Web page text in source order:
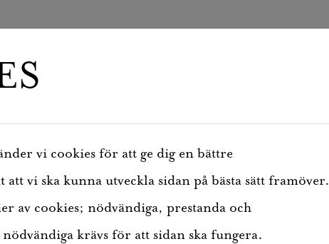
vi cookies för att ge dig en bättre
att vi ska kunna utveckla sidan på bästa sätt framöver.
av cookies; nödvändiga, prestanda och
krävs för att sidan ska fungera.